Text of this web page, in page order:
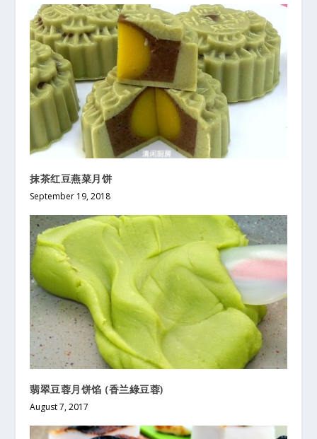
抹茶红豆燕菜月饼
September 19, 2018
翡翠豆蓉月饼馅 (香兰綠豆蓉)
August 7, 2017